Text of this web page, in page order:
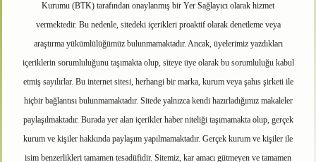
Kurumu (BTK) tarafından onaylanmış bir Yer Sağlayıcı olarak hizmet
vermektedir. Bu nedenle, sitedeki içerikleri proaktif olarak denetleme veya
araştırma yükümlülüğümüz bulunmamaktadır. Ancak, üyelerimiz yazdıkları
içeriklerin sorumluluğunu taşımakta olup, siteye üye olarak bu sorumluluğu kabul
etmiş sayılırlar. Bu internet sitesi, herhangi bir marka, kurum veya şahıs şirketi ile
hiçbir bağlantısı bulunmamaktadır. Sitede yalnızca kendi hazırladığımız makaleler
paylaşılmaktadır. Burada yer alan içerikler haber niteliği taşımamakta olup, gerçek
kurum ve kişiler hakkında paylaşım yapılmamaktadır. Gerçek kurum ve kişiler ile
isim benzerlikleri tamamen tesadüfidir. Sitemiz, kar amacı gütmeyen ve tamamen